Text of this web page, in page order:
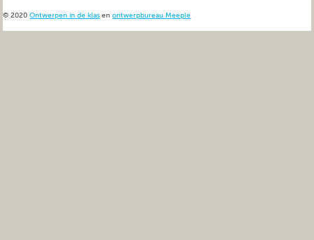
© 2020Ontwerpen in de klas enontwerpbureau Meeple